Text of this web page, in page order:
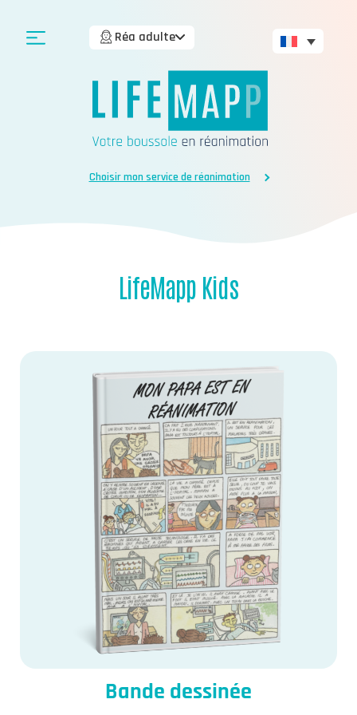
Réa adulte
Choisir mon service de réanimation
LifeMapp Kids
Bande dessinée